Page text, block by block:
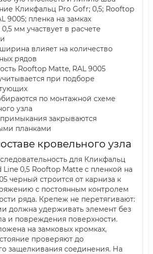
Кликфальц Pro Gofr; 0,5; Rooftop
9005; пленка на замках
мм участвует в расчете
влияет на количество
рядов
Rooftop Matte, RAL 9005
при подборе
по монтажной схеме
узла
закрываются
планками
кровельного узла
для Кликфальц
Line 0,5 Rooftop Matte с пленкой на
черный строится от карниза к
с постоянным контролем
ряда. Крепеж не перетягивают:
должна удерживать элемент без
и повреждения поверхности.
на замковых кромках,
проверяют до
защелкивания соединения. На